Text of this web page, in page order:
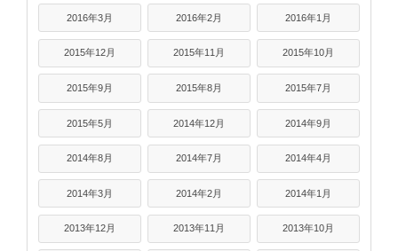
2016年3月 2016年2月 2016年1月
2015年12月 2015年11月 2015年10月
2015年9月 2015年8月 2015年7月
2015年5月 2014年12月 2014年9月
2014年8月 2014年7月 2014年4月
2014年3月 2014年2月 2014年1月
2013年12月 2013年11月 2013年10月